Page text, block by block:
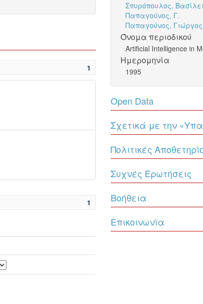
1
1
Σπυρόπουλος,
Παπαγούνος, Γ.
Παπαγούνος, Γιώργος
Όνομα περιοδικού
Artificial Intelligence in
Ημερομηνία
1995
Open Data
Σχετικά με την
Πολιτικές
Συχνές Ερωτήσεις
Βοήθεια
Επικοινωνία